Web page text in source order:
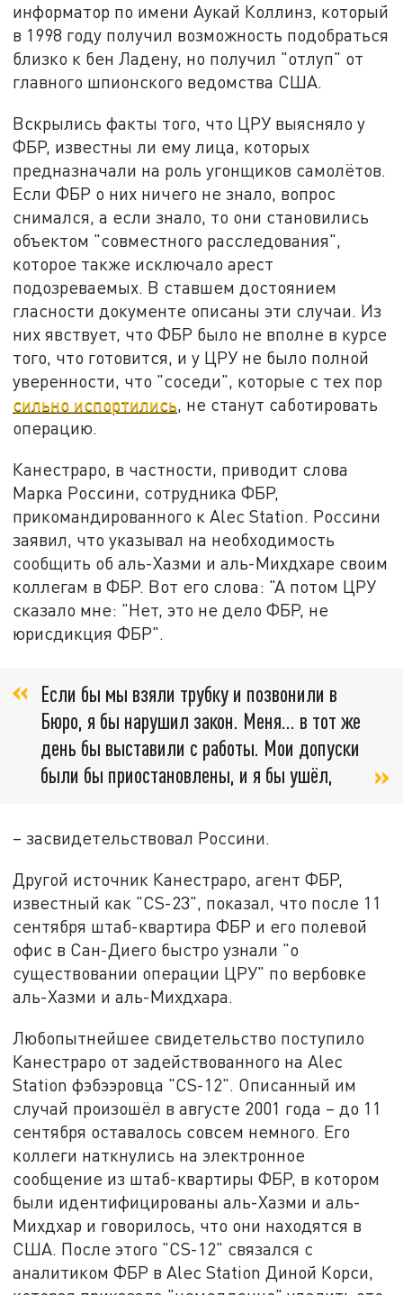
информатор по имени Аукай Коллинз, который
в 1998 году получил возможность подобраться
близко к бен Ладену, но получил "отлуп" от
главного шпионского ведомства США.
Вскрылись факты того, что ЦРУ выясняло у
ФБР, известны ли ему лица, которых
предназначали на роль угонщиков самолётов.
Если ФБР о них ничего не знало, вопрос
снимался, а если знало, то они становились
объектом "совместного расследования",
которое также исключало арест
подозреваемых. В ставшем достоянием
гласности документе описаны эти случаи. Из
них явствует, что ФБР было не вполне в курсе
того, что готовится, и у ЦРУ не было полной
уверенности, что "соседи", которые с тех пор
сильно испортились, не станут саботировать
операцию.
Канестраро, в частности, приводит слова
Марка Россини, сотрудника ФБР,
прикомандированного к Alec Station. Россини
заявил, что указывал на необходимость
сообщить об аль-Хазми и аль-Михдхаре своим
коллегам в ФБР. Вот его слова: "А потом ЦРУ
сказало мне: "Нет, это не дело ФБР, не
юрисдикция ФБР".
Если бы мы взяли трубку и позвонили в
Бюро, я бы нарушил закон. Меня… в тот же
день бы выставили с работы. Мои допуски
были бы приостановлены, и я бы ушёл,
– засвидетельствовал Россини.
Другой источник Канестраро, агент ФБР,
известный как "CS-23", показал, что после 11
сентября штаб-квартира ФБР и его полевой
офис в Сан-Диего быстро узнали "о
существовании операции ЦРУ" по вербовке
аль-Хазми и аль-Михдхара.
Любопытнейшее свидетельство поступило
Канестраро от задействованного на Alec
Station фэбээровца "CS-12". Описанный им
случай произошёл в августе 2001 года – до 11
сентября оставалось совсем немного. Его
коллеги наткнулись на электронное
сообщение из штаб-квартиры ФБР, в котором
были идентифицированы аль-Хазми и аль-
Михдхар и говорилось, что они находятся в
США. После этого "CS-12" связался с
аналитиком ФБР в Alec Station Диной Корси,